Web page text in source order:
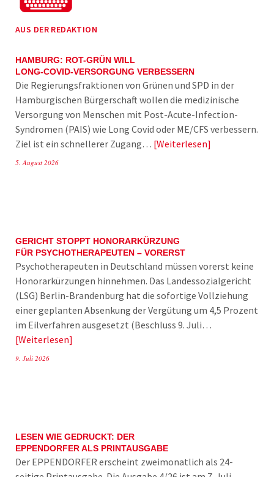
AUS DER REDAKTION
HAMBURG: ROT-GRÜN WILL
LONG-COVID-VERSORGUNG VERBESSERN
Die Regierungsfraktionen von Grünen und SPD in der
Hamburgischen Bürgerschaft wollen die medizinische
Versorgung von Menschen mit Post-Acute-Infection-
Syndromen (PAIS) wie Long Covid oder ME/CFS verbessern.
Ziel ist ein schnellerer Zugang… Weiterlesen
5. August 2026
GERICHT STOPPT HONORARKÜRZUNG
FÜR PSYCHOTHERAPEUTEN – VORERST
Psychotherapeuten in Deutschland müssen vorerst keine
Honorarkürzungen hinnehmen. Das Landessozialgericht
(LSG) Berlin-Brandenburg hat die sofortige Vollziehung
einer geplanten Absenkung der Vergütung um 4,5 Prozent
im Eilverfahren ausgesetzt (Beschluss 9. Juli…
Weiterlesen
9. Juli 2026
LESEN WIE GEDRUCKT: DER
EPPENDORFER ALS PRINTAUSGABE
Der EPPENDORFER erscheint zweimonatlich als 24-